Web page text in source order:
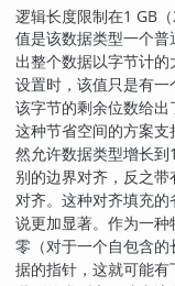
逻辑长度限制在1 GB
值是该数据类型一个普
出整个数据以字节计
设置时，该值只是有
该字节的剩余位数给出
这种节省空间的方案
然允许数据类型增长
别的边界对齐，反之
对齐。这种对齐填充
说更加显著。作为一
零（对于一个自包含
据的指针，这就可能